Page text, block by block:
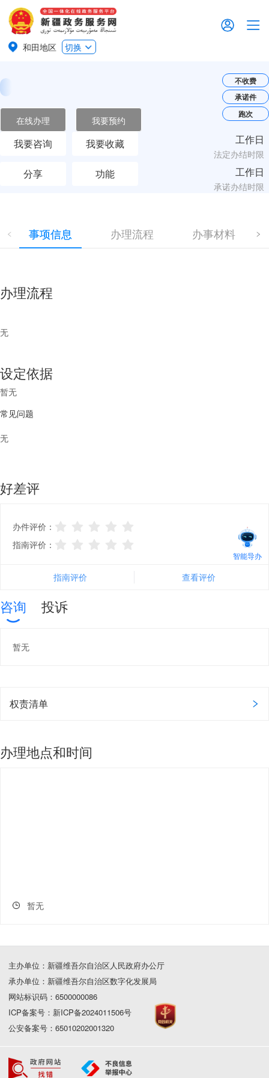
和田地区 切换
智能导办
在线办理 我要预约
我要咨询 我要收藏
分享 功能
不收费
承诺件
跑次
工作日
法定办结时限
工作日
承诺办结时限
事项信息 办理流程 办事材料
办理流程
无
设定依据
暂无
常见问题
无
好差评
办件评价：
指南评价：
指南评价 查看评价
咨询 投诉
暂无
权责清单
办理地点和时间
暂无
主办单位：新疆维吾尔自治区人民政府办公厅
承办单位：新疆维吾尔自治区数字化发展局
网站标识码：6500000086
ICP备案号：新ICP备2024011506号
公安备案号：65010202001320